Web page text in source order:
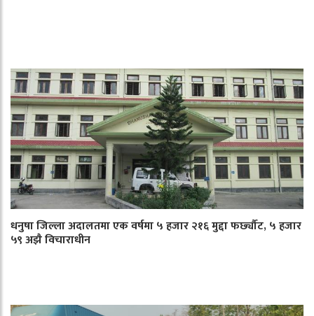
धनुषा जिल्ला अदालतमा एक वर्षमा ५ हजार २१६ मुद्दा फर्छ्यौट, ५ हजार
५९ अझै विचाराधीन